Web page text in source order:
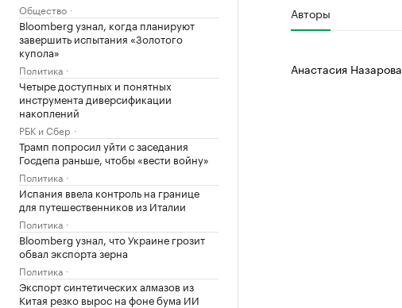
Общество
Bloomberg узнал, когда планируют
завершить испытания «Золотого
купола»
Политика
Четыре доступных и понятных
инструмента диверсификации
накоплений
РБК и Сбер
Трамп попросил уйти с заседания
Госдепа раньше, чтобы «вести войну»
Политика
Испания ввела контроль на границе
для путешественников из Италии
Политика
Bloomberg узнал, что Украине грозит
обвал экспорта зерна
Политика
Экспорт синтетических алмазов из
Китая резко вырос на фоне бума ИИ
Авторы
Анастасия Назарова